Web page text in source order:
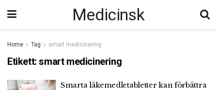
Medicinsk
Home Tag smart medicinering
Etikett:smart medicinering
Smarta läkemedletabletter kan förbättra